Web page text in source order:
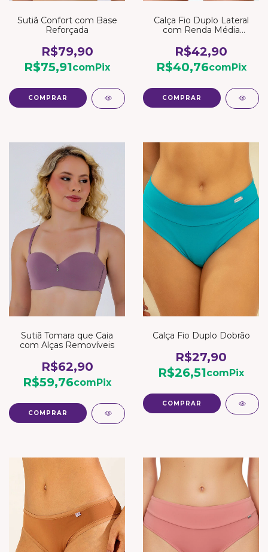
Sutiã Confort com Base
Reforçada
R$79,90
R$75,91comPix
COMPRAR
Calça Fio Duplo Lateral
com Renda Média
R$42,90
R$40,76comPix
COMPRAR
Sutiã Tomara que Caia
com Alças Removíveis
R$62,90
R$59,76comPix
COMPRAR
Calça Fio Duplo Dobrão
R$27,90
R$26,51comPix
COMPRAR